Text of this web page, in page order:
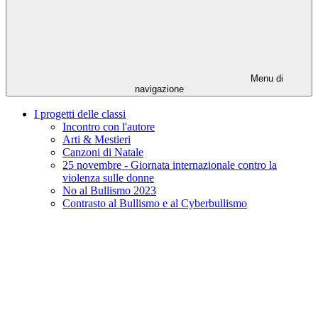
Menu di
navigazione
I progetti delle classi
Incontro con l'autore
Arti & Mestieri
Canzoni di Natale
25 novembre - Giornata internazionale contro la
violenza sulle donne
No al Bullismo 2023
Contrasto al Bullismo e al Cyberbullismo